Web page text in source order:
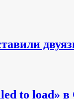
to load» в